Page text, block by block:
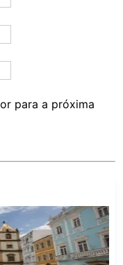
para a próxima